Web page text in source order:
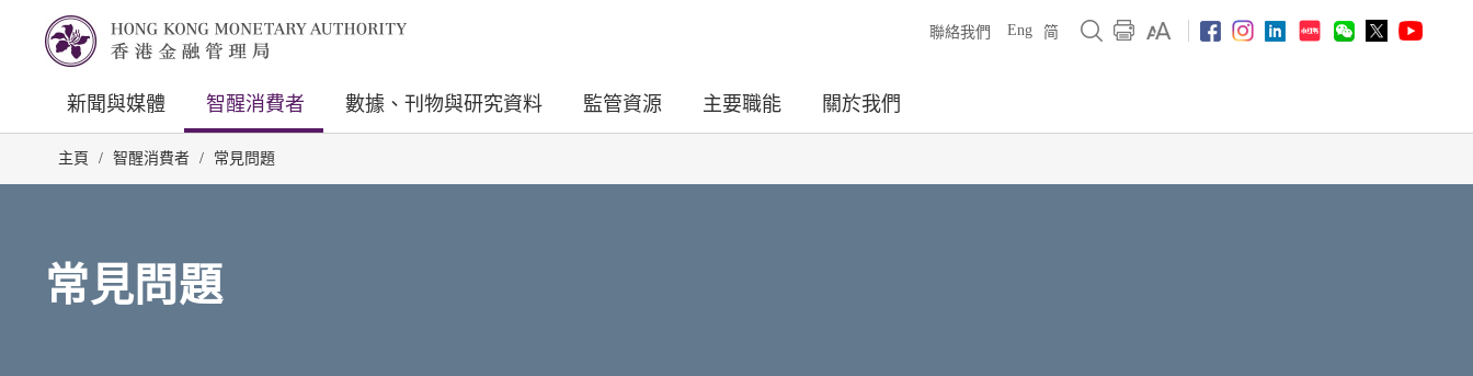
聯絡我們 Eng 简
新聞與媒體 智醒消費者 數據、刊物與研究資料 監管資源 主要職能 關於我們
主頁 / 智醒消費者 / 常見問題
常見問題